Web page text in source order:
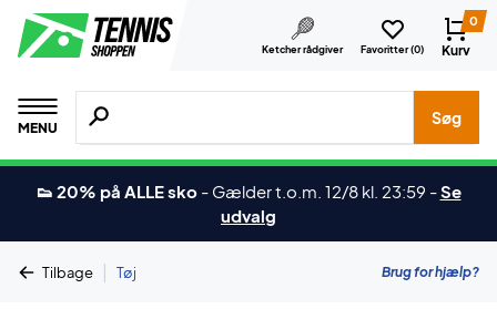
Ketcher rådgiver Favoritter (0)
0
Kurv
MENU
Søg efter produkter, mærker etc.
Søg
👟 20% på ALLE sko - Gælder t.o.m. 12/8 kl. 23:59 -Se
udvalg
Tilbage | Tøj Brug for hjælp?